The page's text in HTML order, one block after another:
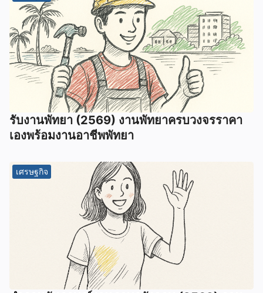
รับงานพัทยา (2569) ️งานพัทยาครบวงจรราคา
เองพร้อมงานอาชีพพัทยา
เศรษฐกิจ